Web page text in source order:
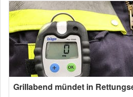
Grillabend mündet in